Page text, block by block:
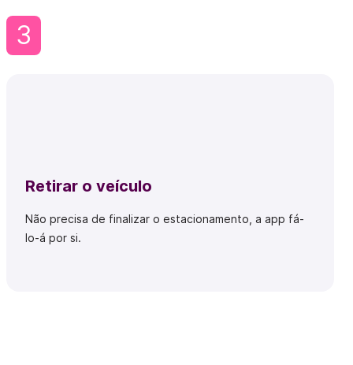
3
Retirar o veículo
Não precisa de finalizar o estacionamento, a app fá-
lo-á por si.